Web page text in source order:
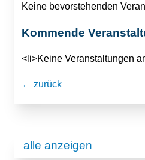
Keine bevorstehenden
Kommende
<li>Keine Veranstaltungen
← zurück
alle anzeigen